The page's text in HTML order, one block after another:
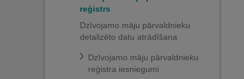
reģistrs
Dzīvojamo māju pārvaldnieku
detalizēto datu atrādīšana
Dzīvojamo māju pārvaldnieku
reģistra iesniegumi